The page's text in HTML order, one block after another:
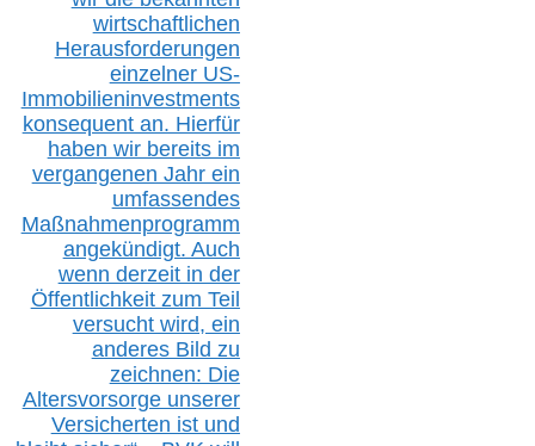
wirtschaftlichen
Herausforderungen
einzelner US-
Immobilieninvestments
konsequent an. Hierfür
haben wir bereits im
vergangenen Jahr ein
umfassendes
Maßnahmenprogramm
angekündigt. Auch
wenn derzeit in der
Öffentlichkeit zum Teil
versucht wird, ein
anderes Bild zu
zeichnen: Die
Altersvorsorge unserer
Versicherten ist und